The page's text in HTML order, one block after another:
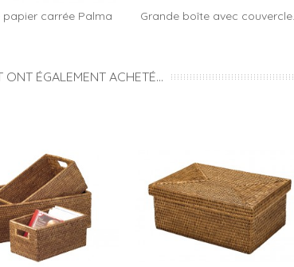
papier carrée Palma Grande boîte avec couvercle...
ÉGALEMENT ACHETÉ...